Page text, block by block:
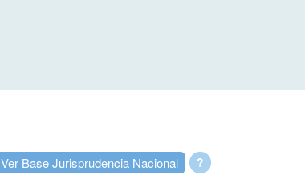
?
Ver Base Jurisprudencia Nacional